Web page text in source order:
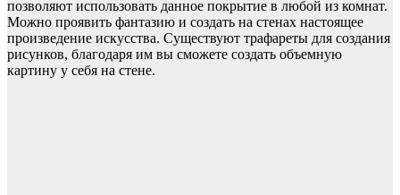
позволяют использовать данное покрытие в любой из комнат.
Можно проявить фантазию и создать на стенах настоящее
произведение искусства. Существуют трафареты для создания
рисунков, благодаря им вы сможете создать объемную
картину у себя на стене.